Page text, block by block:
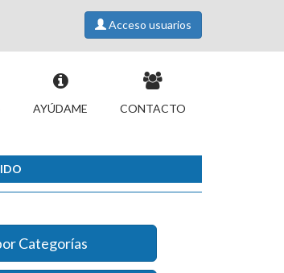
Acceso usuarios
AYÚDAME CONTACTO
Categorías